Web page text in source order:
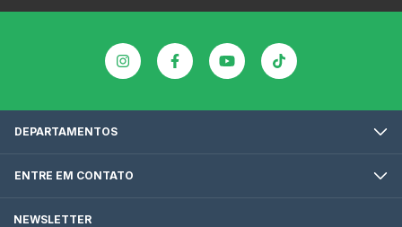
DEPARTAMENTOS
ENTRE EM CONTATO
NEWSLETTER